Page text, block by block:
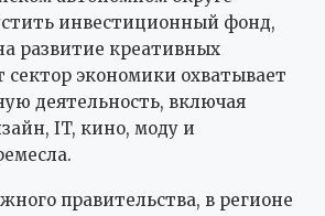
инвестиционный фонд,
развитие креативных
сектор экономики охватывает
деятельность, включая
IT, кино, моду и
правительства, в регионе